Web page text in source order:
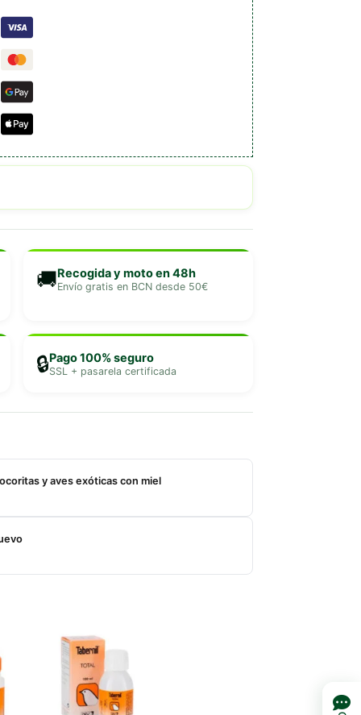
🚚Recogida y moto en 48h
Envío gratis en BCN desde 50€
🔒Pago 100% seguro
SSL + pasarela certificada
y aves exóticas con miel